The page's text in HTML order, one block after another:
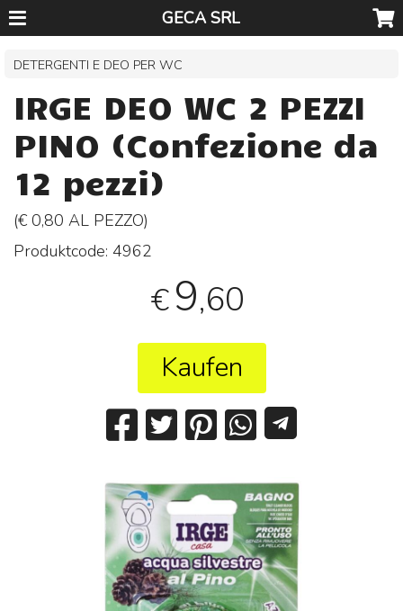
GECA SRL
DETERGENTI E DEO PER WC
IRGE DEO WC 2 PEZZI
PINO (Confezione da
12 pezzi)
(€ 0,80 AL PEZZO)
Produktcode:4962
€9,60
Kaufen